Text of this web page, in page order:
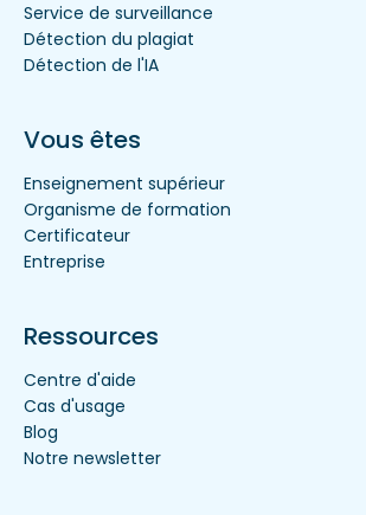
Service de surveillance
Détection du plagiat
Détection de l'IA
Vous êtes
Enseignement supérieur
Organisme de formation
Certificateur
Entreprise
Ressources
Centre d'aide
Cas d'usage
Blog
Notre newsletter